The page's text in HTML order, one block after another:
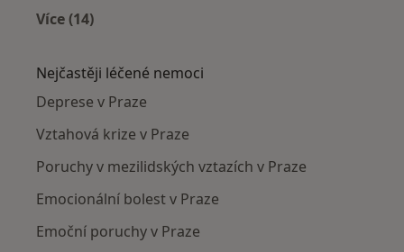
Více (14)
Nejčastěji léčené nemoci
Deprese v Praze
Vztahová krize v Praze
Poruchy v mezilidských vztazích v Praze
Emocionální bolest v Praze
Emoční poruchy v Praze